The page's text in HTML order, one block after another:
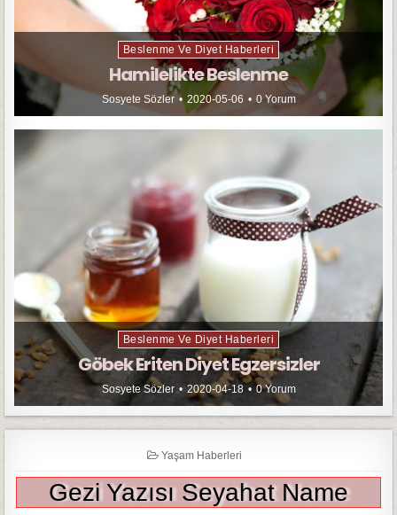
Beslenme Ve Diyet Haberleri
Hamilelikte Beslenme
Sosyete Sözler 2020-05-06 0 Yorum
Beslenme Ve Diyet Haberleri
Göbek Eriten Diyet Egzersizler
Sosyete Sözler 2020-04-18 0 Yorum
Yaşam Haberleri
Gezi Yazısı Seyahat Name